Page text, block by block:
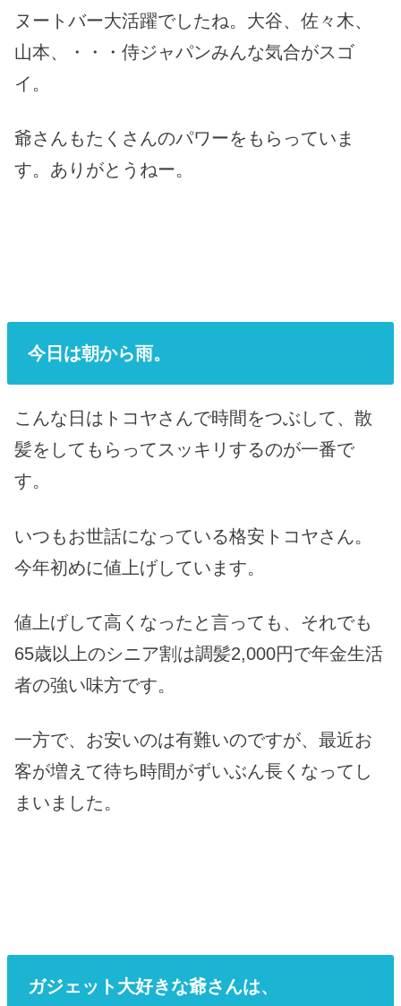
ヌートバー大活躍でしたね。大谷、佐々木、
山本、・・・侍ジャパンみんな気合がスゴ
イ。
爺さんもたくさんのパワーをもらっていま
す。ありがとうねー。
今日は朝から雨。
こんな日はトコヤさんで時間をつぶして、散
髪をしてもらってスッキリするのが一番で
す。
いつもお世話になっている格安トコヤさん。
今年初めに値上げしています。
値上げして高くなったと言っても、それでも
65歳以上のシニア割は調髪2,000円で年金生活
者の強い味方です。
一方で、お安いのは有難いのですが、最近お
客が増えて待ち時間がずいぶん長くなってし
まいました。
ガジェット大好きな爺さんは、